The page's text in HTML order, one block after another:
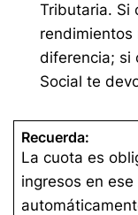
Tributaria. Si
rendimientos
diferencia; si
Social te
Recuerda:
La cuota es
ingresos en